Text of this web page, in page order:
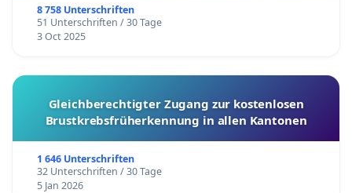
8 758 Unterschriften
51 Unterschriften / 30 Tage
3 Oct 2025
Gleichberechtigter Zugang zur kostenlosen
Brustkrebsfrüherkennung in allen Kantonen
1 646 Unterschriften
32 Unterschriften / 30 Tage
5 Jan 2026